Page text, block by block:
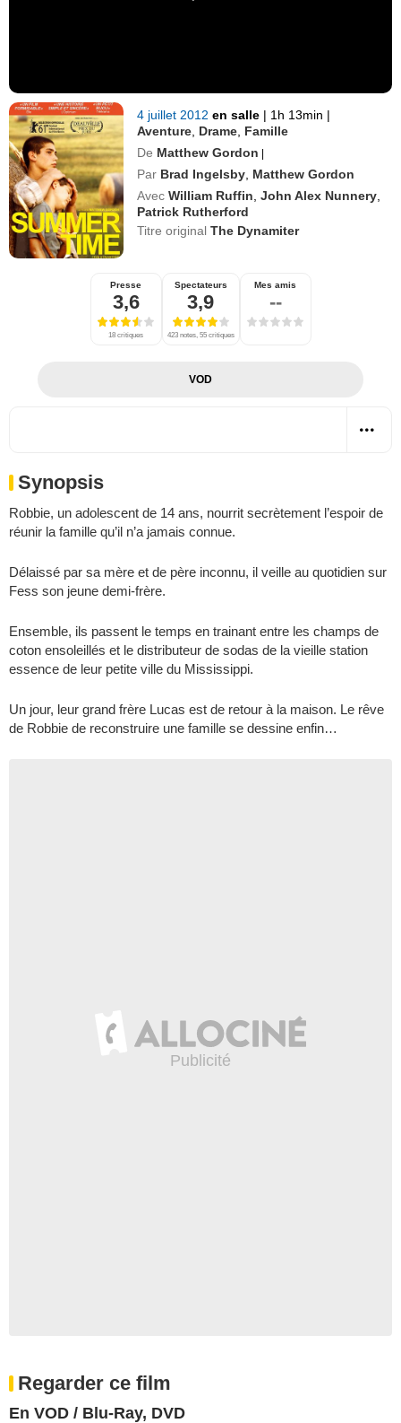
4 juillet 2012en salle | 1h 13min |
Aventure Drame Famille
De Matthew Gordon |
Par Brad Ingelsby Matthew Gordon
Avec William Ruffin ,John Alex Nunnery
Patrick Rutherford
Titre originalThe Dynamiter
Presse
3,6
18 critiques
Spectateurs
3,9
423 notes, 55 critiques
Mes amis
--
VOD
Synopsis
Robbie, un adolescent de 14 ans, nourrit secrètement l’espoir de
réunir la famille qu’il n’a jamais connue.
Délaissé par sa mère et de père inconnu, il veille au quotidien sur
Fess son jeune demi-frère.
Ensemble, ils passent le temps en trainant entre les champs de
coton ensoleillés et le distributeur de sodas de la vieille station
essence de leur petite ville du Mississippi.
Un jour, leur grand frère Lucas est de retour à la maison. Le rêve
de Robbie de reconstruire une famille se dessine enfin…
Regarder ce film
En VOD / Blu-Ray, DVD